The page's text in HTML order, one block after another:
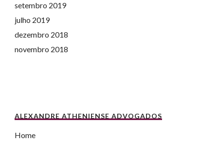
setembro 2019
julho 2019
dezembro 2018
novembro 2018
ALEXANDRE ATHENIENSE ADVOGADOS
Home